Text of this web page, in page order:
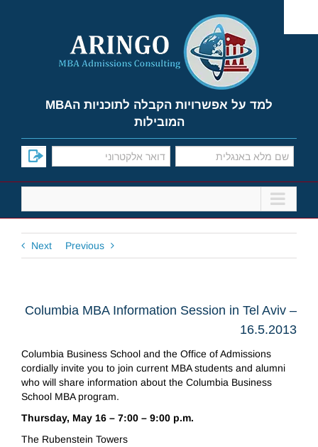
content
למד על אפשרויות הקבלה לתוכניות הMBA
המובילות
Previous
Next
Columbia MBA Information Session in Tel Aviv –
16.5.2013
Columbia Business School and the Office of Admissions
cordially invite you to join current MBA students and alumni
who will share information about the Columbia Business
School MBA program.
Thursday, May 16 – 7:00 – 9:00 p.m.
The Rubenstein Towers